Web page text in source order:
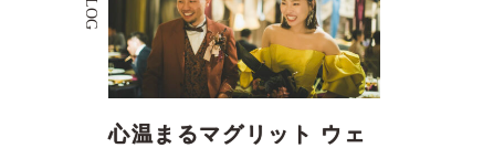
心温まるマグリット ウェ